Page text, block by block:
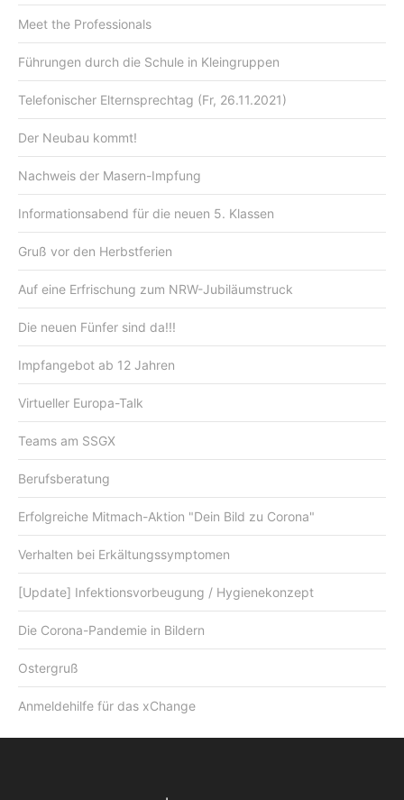
Meet the Professionals
Führungen durch die Schule in Kleingruppen
Telefonischer Elternsprechtag (Fr, 26.11.2021)
Der Neubau kommt!
Nachweis der Masern-Impfung
Informationsabend für die neuen 5. Klassen
Gruß vor den Herbstferien
Auf eine Erfrischung zum NRW-Jubiläumstruck
Die neuen Fünfer sind da!!!
Impfangebot ab 12 Jahren
Virtueller Europa-Talk
Teams am SSGX
Berufsberatung
Erfolgreiche Mitmach-Aktion "Dein Bild zu Corona"
Verhalten bei Erkältungssymptomen
[Update] Infektionsvorbeugung / Hygienekonzept
Die Corona-Pandemie in Bildern
Ostergruß
Anmeldehilfe für das xChange